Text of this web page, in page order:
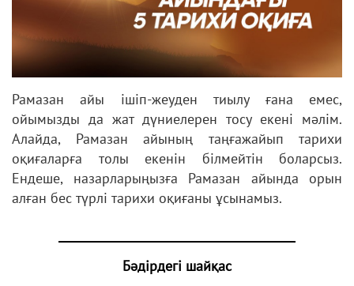
Рамазан айы ішіп-жеуден тиылу ғана емес,
ойымызды да жат дүниелерен тосу екені мәлім.
Алайда, Рамазан айының таңғажайып тарихи
оқиғаларға толы екенін білмейтін боларсыз.
Ендеше, назарларыңызға Рамазан айында орын
алған бес түрлі тарихи оқиғаны ұсынамыз.
Бәдірдегі шайқас